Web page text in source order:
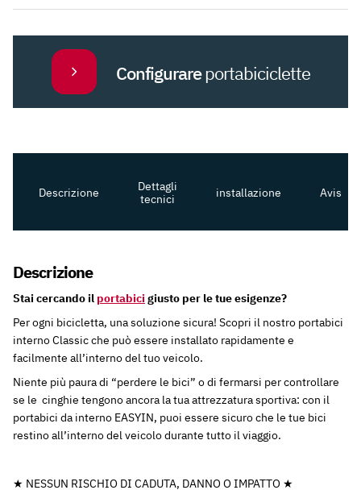
biciclette
quantità
Configurareportabiciclette
Descrizione
Dettagli
tecnici
installazione Avis
Descrizione
Stai cercando il portabicigiusto per le tue esigenze?
Per ogni bicicletta, una soluzione sicura! Scopri il nostro portabici
interno Classic che può essere installato rapidamente e
facilmente all’interno del tuo veicolo.
Niente più paura di “perdere le bici” o di fermarsi per controllare
se le cinghie tengono ancora la tua attrezzatura sportiva: con il
portabici da interno EASYIN, puoi essere sicuro che le tue bici
restino all’interno del veicolo durante tutto il viaggio.
★ NESSUN RISCHIO DI CADUTA, DANNO O IMPATTO ★